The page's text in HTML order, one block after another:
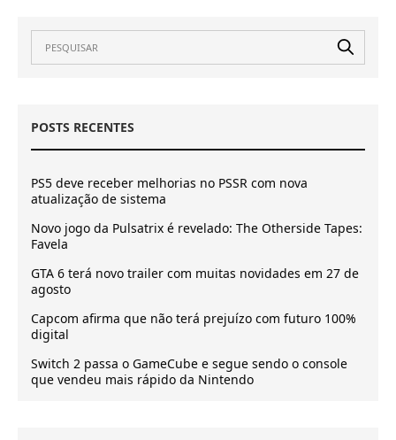
POSTS RECENTES
PS5 deve receber melhorias no PSSR com nova
atualização de sistema
Novo jogo da Pulsatrix é revelado: The Otherside Tapes:
Favela
GTA 6 terá novo trailer com muitas novidades em 27 de
agosto
Capcom afirma que não terá prejuízo com futuro 100%
digital
Switch 2 passa o GameCube e segue sendo o console
que vendeu mais rápido da Nintendo